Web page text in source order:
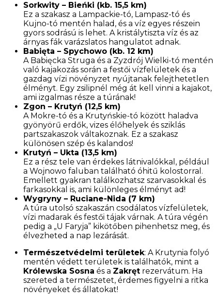
Sorkwity – Bieńki (kb. 15,5 km)
Ez a szakasz a Lampackie-tó, Lampasz-tó és
Kujno-tó mentén halad, és a víz egyes részein
gyors sodrású is lehet. A kristálytiszta víz és az
árnyas fák varázslatos hangulatot adnak.
Babięta – Spychowo (kb. 12 km)
A Babięcka Struga és a Zyzdrój Wielki-tó mentén
való kajakozás során a festői vízfelületek és a
gazdag vízi növényzet nyújtanak felejthetetlen
élményt. Egy zsilipnél még át kell vinni a kajakot,
ami izgalmas része a túrának!
Zgon – Krutyń (12,5 km)
A Mokre-tó és a Krutyńskie-tó között haladva
gyönyörű erdők, vizes élőhelyek és sziklás
partszakaszok váltakoznak. Ez a szakasz
különösen szép és kalandos!
Krutyń – Ukta (13,5 km)
Ez a rész tele van érdekes látnivalókkal, például
a Wojnowo faluban található óhitű kolostorral.
Emellett gyakran találkozhatsz szarvasokkal és
farkasokkal is, ami különleges élményt ad!
Wygryny – Ruciane-Nida (7 km)
A túra utolsó szakaszán csodálatos vízfelületek,
vízi madarak és festői tájak várnak. A túra végén
pedig a „U Faryja” kikötőben pihenhetsz meg, és
élvezheted a nap lezárását.
Természetvédelmi területek: A Krutynia folyó
mentén védett területek is találhatók, mint a
Królewska Sosna és a Zakręt rezervátum. Ha
szereted a természetet, érdemes figyelni a ritka
növényeket és állatokat!